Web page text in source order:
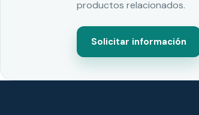
productos relacionados.
Solicitar información